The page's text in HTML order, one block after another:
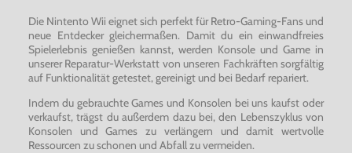
Die Nintento Wii eignet sich perfekt für Retro-Gaming-Fans und
neue Entdecker gleichermaßen. Damit du ein einwandfreies
Spielerlebnis genießen kannst, werden Konsole und Game in
unserer Reparatur-Werkstatt von unseren Fachkräften sorgfältig
auf Funktionalität getestet, gereinigt und bei Bedarf repariert.
Indem du gebrauchte Games und Konsolen bei uns kaufst oder
verkaufst, trägst du außerdem dazu bei, den Lebenszyklus von
Konsolen und Games zu verlängern und damit wertvolle
Ressourcen zu schonen und Abfall zu vermeiden.